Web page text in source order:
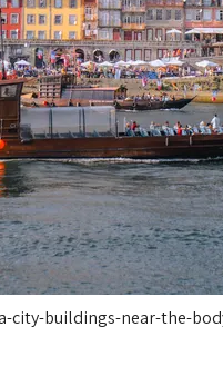
buildings-near-the-